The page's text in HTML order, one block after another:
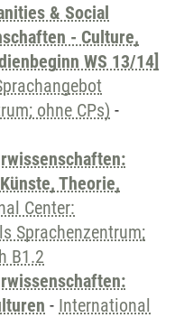
& Social
- Culture,
WS 13/14]
ohne CPs) -
Theorie,
Center:
Sprachenzentrum;
B1.2
- International